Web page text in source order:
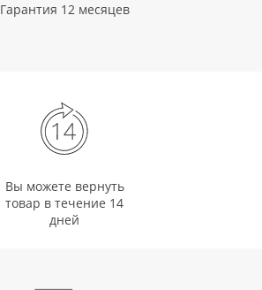
Гарантия 12 месяцев
Вы можете вернуть
товар в течение 14
дней